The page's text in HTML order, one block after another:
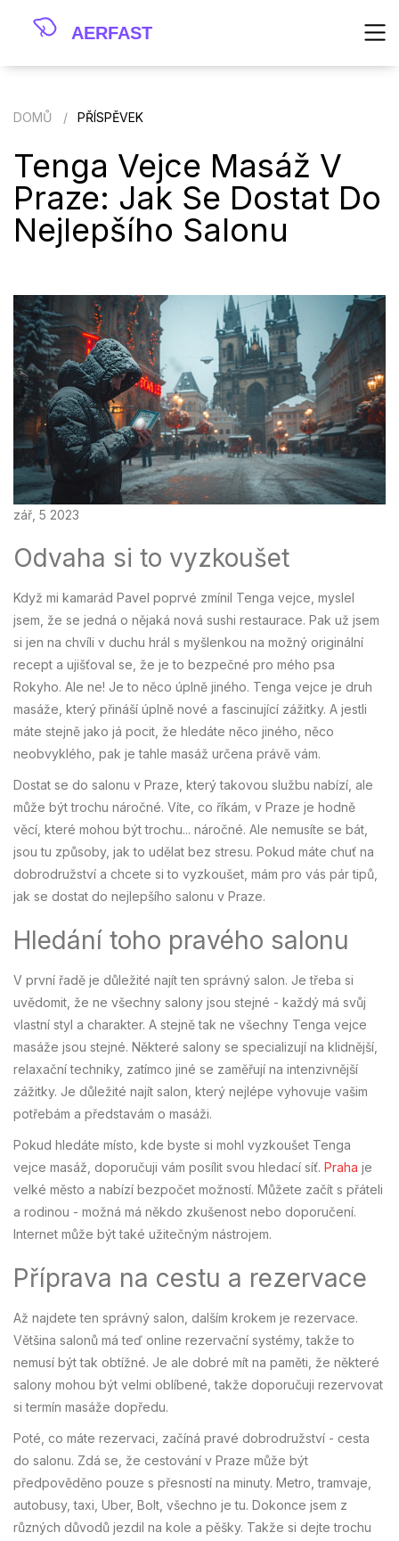
DOMŮ PŘÍSPĚVEK
Tenga Vejce Masáž V
Praze: Jak Se Dostat Do
Nejlepšího Salonu
zář, 5 2023
Odvaha si to vyzkoušet
Když mi kamarád Pavel poprvé zmínil Tenga vejce, myslel
jsem, že se jedná o nějaká nová sushi restaurace. Pak už jsem
si jen na chvíli v duchu hrál s myšlenkou na možný originální
recept a ujišťoval se, že je to bezpečné pro mého psa
Rokyho. Ale ne! Je to něco úplně jiného. Tenga vejce je druh
masáže, který přináší úplně nové a fascinující zážitky. A jestli
máte stejně jako já pocit, že hledáte něco jiného, něco
neobvyklého, pak je tahle masáž určena právě vám.
Dostat se do salonu v Praze, který takovou službu nabízí, ale
může být trochu náročné. Víte, co říkám, v Praze je hodně
věcí, které mohou být trochu... náročné. Ale nemusíte se bát,
jsou tu způsoby, jak to udělat bez stresu. Pokud máte chuť na
dobrodružství a chcete si to vyzkoušet, mám pro vás pár tipů,
jak se dostat do nejlepšího salonu v Praze.
Hledání toho pravého salonu
V první řadě je důležité najít ten správný salon. Je třeba si
uvědomit, že ne všechny salony jsou stejné - každý má svůj
vlastní styl a charakter. A stejně tak ne všechny Tenga vejce
masáže jsou stejné. Některé salony se specializují na klidnější,
relaxační techniky, zatímco jiné se zaměřují na intenzivnější
zážitky. Je důležité najít salon, který nejlépe vyhovuje vašim
potřebám a představám o masáži.
Pokud hledáte místo, kde byste si mohl vyzkoušet Tenga
vejce masáž, doporučuji vám posílit svou hledací síť. Praha je
velké město a nabízí bezpočet možností. Můžete začít s přáteli
a rodinou - možná má někdo zkušenost nebo doporučení.
Internet může být také užitečným nástrojem.
Příprava na cestu a rezervace
Až najdete ten správný salon, dalším krokem je rezervace.
Většina salonů má teď online rezervační systémy, takže to
nemusí být tak obtížné. Je ale dobré mít na paměti, že některé
salony mohou být velmi oblíbené, takže doporučuji rezervovat
si termín masáže dopředu.
Poté, co máte rezervaci, začíná pravé dobrodružství - cesta
do salonu. Zdá se, že cestování v Praze může být
předpověděno pouze s přesností na minuty. Metro, tramvaje,
autobusy, taxi, Uber, Bolt, všechno je tu. Dokonce jsem z
různých důvodů jezdil na kole a pěšky. Takže si dejte trochu